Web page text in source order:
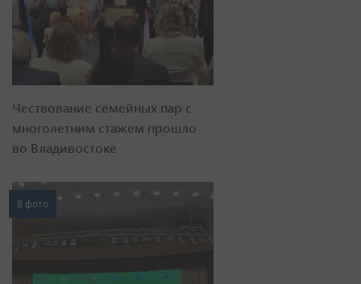
Чествование семейных пар с
многолетним стажем прошло
во Владивостоке
8 фото